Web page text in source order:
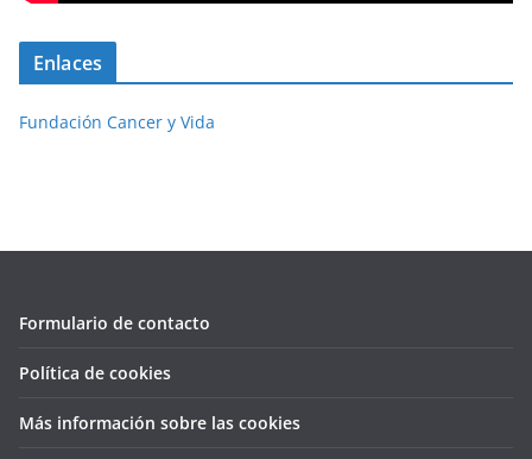
Enlaces
Fundación Cancer y Vida
Formulario de contacto
Política de cookies
Más información sobre las cookies